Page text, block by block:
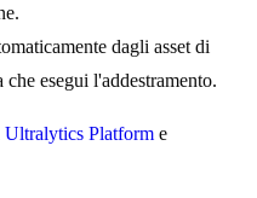
dagli asset di
esegui l'addestramento.
Ultralytics Platform e